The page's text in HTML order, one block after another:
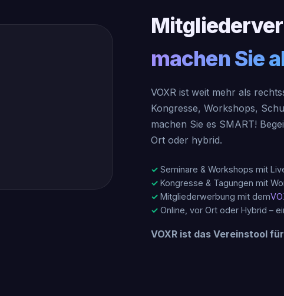
machen Sie
VOXR ist weit mehr als
Kongresse, Workshops,
machen Sie es SMART!
Ort oder hybrid.
Seminare & Workshops mit
Kongresse & Tagungen mit
Mitgliederwerbung mit dem
Online, vor Ort oder Hybrid –
VOXR ist das Vereinstool